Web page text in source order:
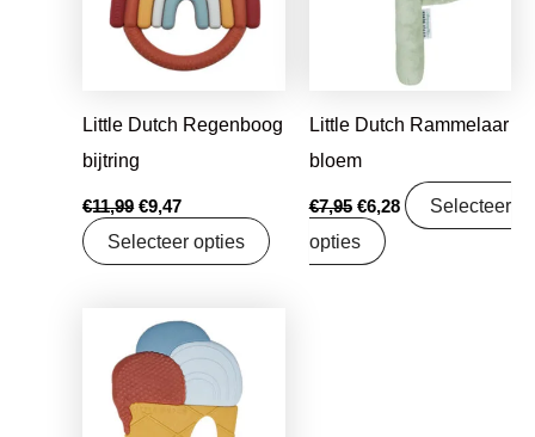
Little Dutch Regenboog
bijtring
€11,99 €9,47
Selecteer opties
Little Dutch Rammelaar
bloem
€7,95 €6,28
Selecteer
opties
Oorspronkelijke
prijs
was:
€8,99.
Huidige
prijs
is:
€7,50.